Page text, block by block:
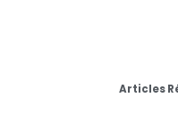
Articles